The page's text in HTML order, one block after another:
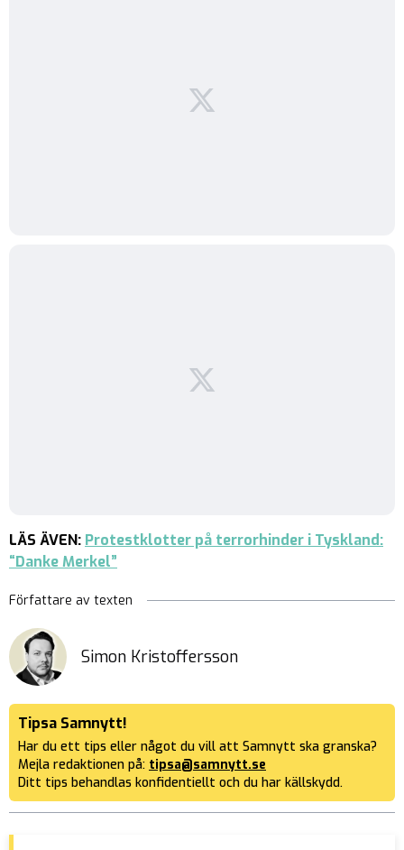
LÄS ÄVEN: Protestklotter på terrorhinder i Tyskland:
“Danke Merkel”
Författare av texten
Simon Kristoffersson
Tipsa Samnytt!
Har du ett tips eller något du vill att Samnytt ska granska?
Mejla redaktionen på: tipsa@samnytt.se
Ditt tips behandlas konfidentiellt och du har källskydd.